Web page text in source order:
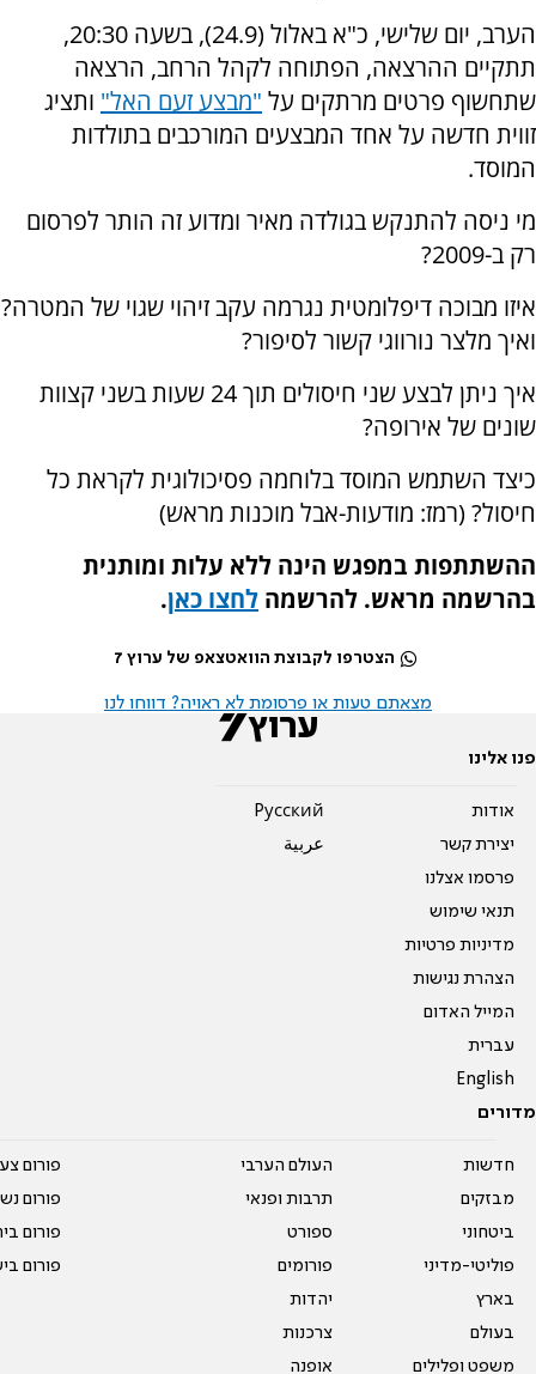
הערב, יום שלישי, כ"א באלול (24.9), בשעה 20:30,
תתקיים ההרצאה, הפתוחה לקהל הרחב, הרצאה
שתחשוף פרטים מרתקים על "מבצע זעם האל" ותציג
זווית חדשה על אחד המבצעים המורכבים בתולדות
המוסד.
מי ניסה להתנקש בגולדה מאיר ומדוע זה הותר לפרסום
רק ב-2009?
איזו מבוכה דיפלומטית נגרמה עקב זיהוי שגוי של המטרה?
ואיך מלצר נורווגי קשור לסיפור?
איך ניתן לבצע שני חיסולים תוך 24 שעות בשני קצוות
שונים של אירופה?
כיצד השתמש המוסד בלוחמה פסיכולוגית לקראת כל
חיסול? (רמז: מודעות-אבל מוכנות מראש)
ההשתתפות במפגש הינה ללא עלות ומותנית
בהרשמה מראש. להרשמה לחצו כאן.
הצטרפו לקבוצת הוואטצאפ של ערוץ 7
מצאתם טעות או פרסומת לא ראויה? דווחו לנו
פנו אלינו
אודות
יצירת קשר
פרסמו אצלנו
תנאי שימוש
מדיניות פרטיות
הצהרת נגישות
המייל האדום
עברית
English
Pусский
عربية
מדורים
חדשות
מבזקים
ביטחוני
פוליטי-מדיני
בארץ
בעולם
משפט ופלילים
העולם הערבי
תרבות ופנאי
ספורט
פורומים
יהדות
צרכנות
אופנה
פורום
פורום
פורום
פורום